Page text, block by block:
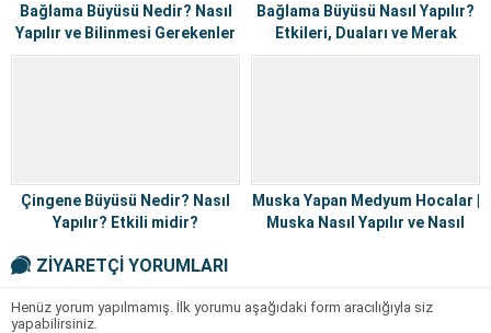
Bağlama Büyüsü Nedir? Nasıl
Yapılır ve Bilinmesi Gerekenler
Bağlama Büyüsü Nasıl Yapılır?
Etkileri, Duaları ve Merak
Edilenler
Çingene Büyüsü Nedir? Nasıl
Yapılır? Etkili midir?
Muska Yapan Medyum Hocalar |
Muska Nasıl Yapılır ve Nasıl
ZİYARETÇİ YORUMLARI
Henüz yorum yapılmamış. İlk yorumu aşağıdaki form aracılığıyla siz
yapabilirsiniz.